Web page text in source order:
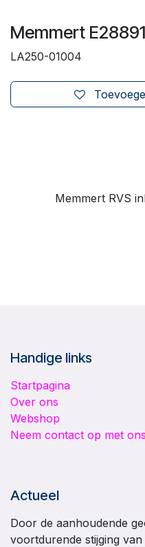
Memmert
LA250-01004
Memmert RVS
Handige links
Startpagina
Over ons
Webshop
Neem contact op met ons
Actueel
Door de aanhoudende
voortdurende stijging